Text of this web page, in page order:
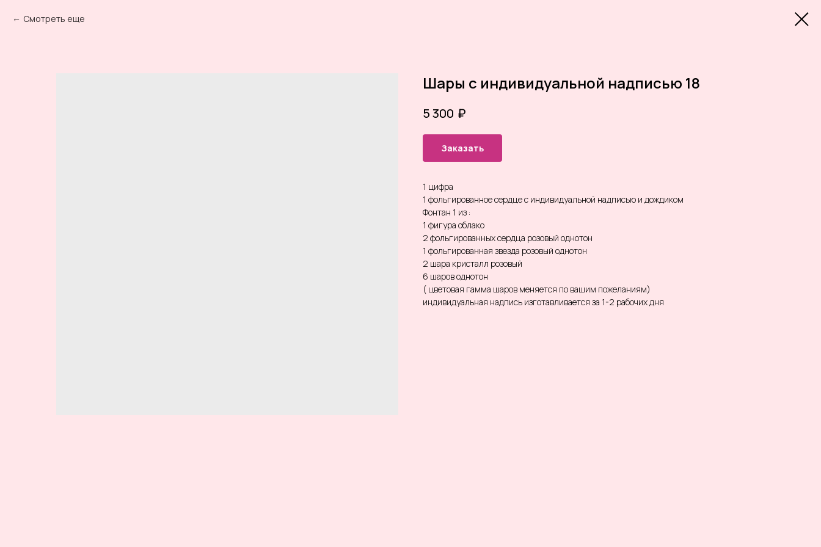
Смотреть еще
Шары с индивидуальной надписью 18
5 300 ₽
Заказать
1 цифра
1 фольгированное сердце с индивидуальной надписью и дождиком
Фонтан 1 из :
1 фигура облако
2 фольгированных сердца розовый однотон
1 фольгированная звезда розовый однотон
2 шара кристалл розовый
6 шаров однотон
( цветовая гамма шаров меняется по вашим пожеланиям)
индивидуальная надпись изготавливается за 1-2 рабочих дня